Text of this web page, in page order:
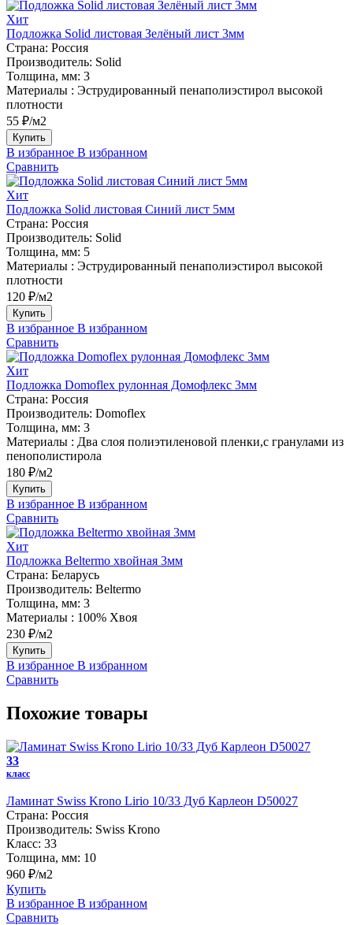
Хит
Подложка Solid листовая Зелёный лист 3мм
Страна: Россия
Производитель: Solid
Толщина, мм: 3
Материалы : Эструдированный пенаполиэстирол высокой
плотности
55 ₽/м2
Купить
В избранное В избранном
Сравнить
Хит
Подложка Solid листовая Синий лист 5мм
Страна: Россия
Производитель: Solid
Толщина, мм: 5
Материалы : Эструдированный пенаполиэстирол высокой
плотности
120 ₽/м2
Купить
В избранное В избранном
Сравнить
Хит
Подложка Domoflex рулонная Домофлекс 3мм
Страна: Россия
Производитель: Domoflex
Толщина, мм: 3
Материалы : Два слоя полиэтиленовой пленки,с гранулами из
пенополистирола
180 ₽/м2
Купить
В избранное В избранном
Сравнить
Хит
Подложка Beltermo хвойная 3мм
Страна: Беларусь
Производитель: Beltermo
Толщина, мм: 3
Материалы : 100% Хвоя
230 ₽/м2
Купить
В избранное В избранном
Сравнить
Похожие товары
33
класс
Ламинат Swiss Krono Lirio 10/33 Дуб Карлеон D50027
Страна: Россия
Производитель: Swiss Krono
Класс: 33
Толщина, мм: 10
960 ₽/м2
Купить
В избранное В избранном
Сравнить